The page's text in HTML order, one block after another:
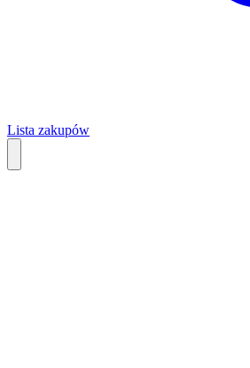
Lista zakupów